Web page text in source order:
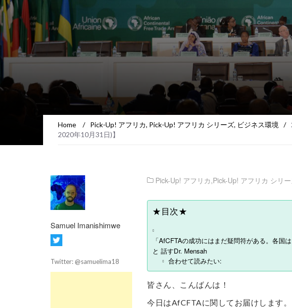
Home / Pick-Up! アフリカ, Pick-Up! アフリカ シリーズ, ビジネス環境 /
2020年10月31日)】
Samuel Imanishimwe
Twitter: @samuelima18
Pick-Up! アフリカ,Pick-Up! アフリカ シリ
★目次★
「AfCFTAの成功にはまだ疑問符がある。各国
と 話すDr. Mensah
合わせて読みたい:
皆さん、こんばんは！
今日はAfCFTAに関してお届けします。